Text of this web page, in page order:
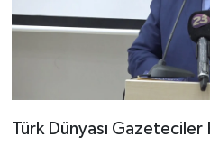
Türk Dünyası Gazeteciler